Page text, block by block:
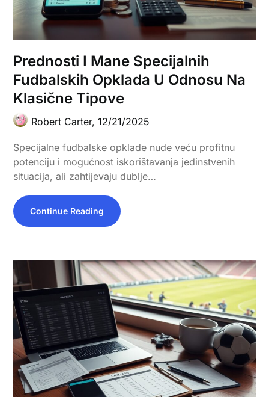
Prednosti I Mane Specijalnih
Fudbalskih Opklada U Odnosu Na
Klasične Tipove
Robert Carter,12/21/2025
Specijalne fudbalske opklade nude veću profitnu
potenciju i mogućnost iskorištavanja jedinstvenih
situacija, ali zahtijevaju dublje…
Continue Reading